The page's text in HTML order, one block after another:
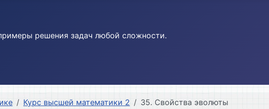
решения задач любой сложности.
Курс высшей математики 2 35. Свойства эволюты